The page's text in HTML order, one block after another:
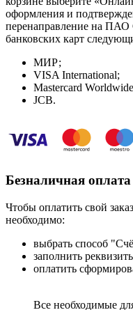
оформления и
перенаправление на
банковских карт
МИР;
VISA International;
Mastercard
JCB.
Безналичная
Чтобы оплатить свой
необходимо:
выбрать способ
заполнить
оплатить
Все необходимые